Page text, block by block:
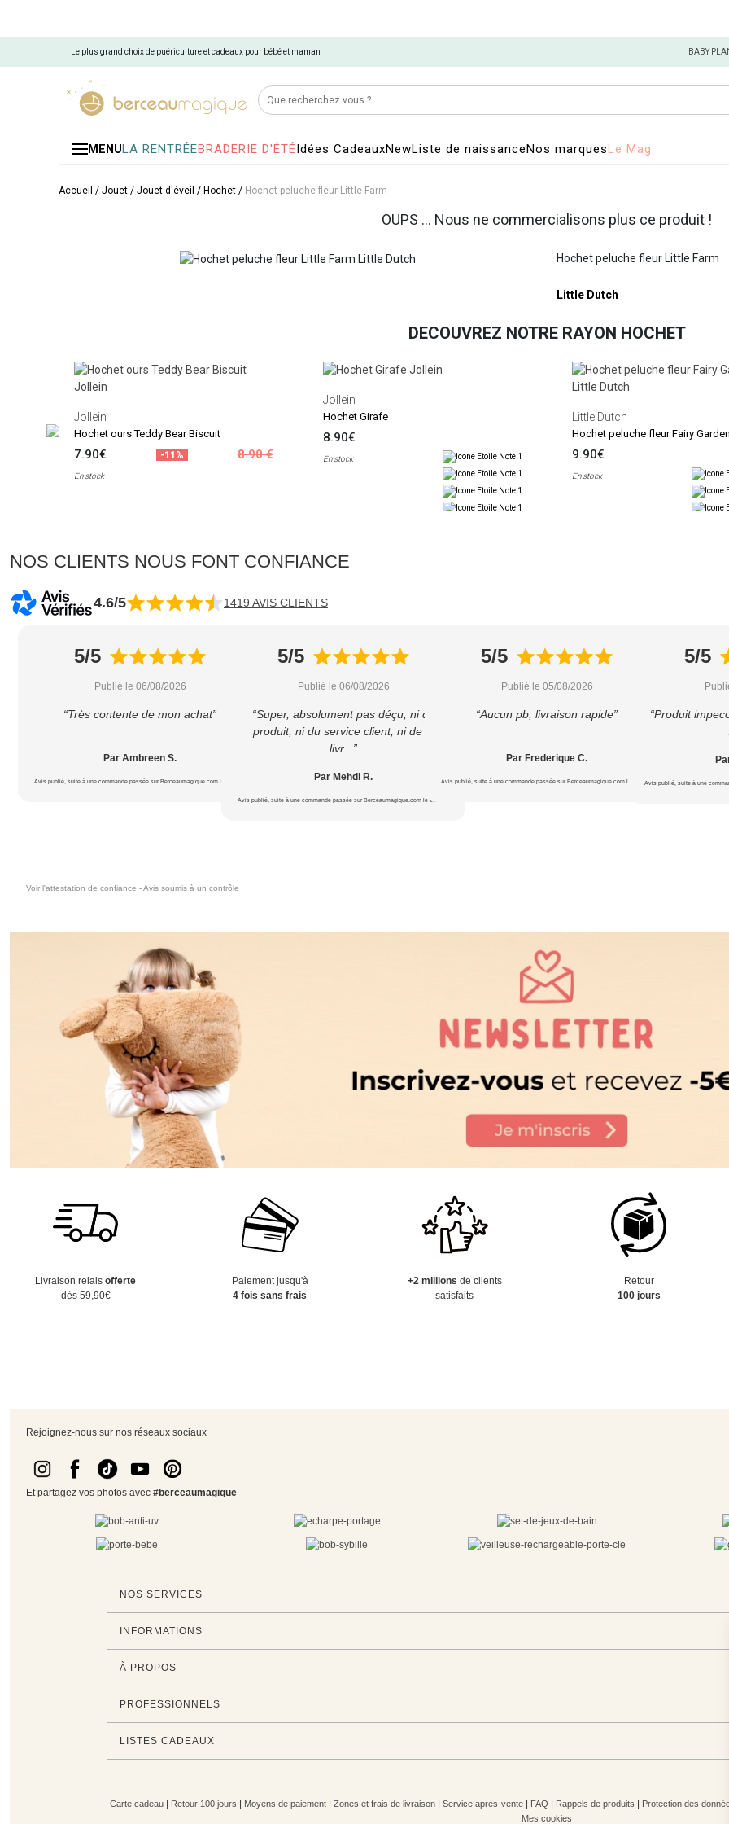
Le plus grand choix de puériculture et cadeaux pour bébé et maman BABY
MENULA RENTRÉEBRADERIE D'ÉTÉIdées CadeauxNewListe de naissanceNos marquesLe Mag
Accueil / Jouet / Jouet d'éveil / Hochet / Hochet peluche fleur Little Farm
OUPS ... Nous ne commercialisons plus ce produit !
Hochet peluche fleur Little Farm
Little Dutch
DECOUVREZ NOTRE RAYON HOCHET
Jollein
Hochet ours Teddy Bear Biscuit
7.90€ -11% 8.90 €
En stock
Jollein
Hochet Girafe
8.90€
En stock
Little Dutch
Hochet peluche fleur Fairy Garden
9.90€
En stock
NOS CLIENTS NOUS FONT CONFIANCE
4.6/5 1419 AVIS CLIENTS
5/5
Publié le 06/08/2026
“Très contente de mon achat”
Par Ambreen S.
Avis publié, suite à une commande passée sur Berceaumagique.com le 18/07/2026
5/5
Publié le 06/08/2026
“Super, absolument pas déçu, ni du
produit, ni du service client, ni de la
livr...”
Par Mehdi R.
Avis publié, suite à une commande passée sur Berceaumagique.com le 24/07/2026
5/5
Publié le 05/08/2026
“Aucun pb, livraison rapide”
Par Frederique C.
Avis publié, suite à une commande passée sur Berceaumagique.com le 20/07/2026
5/5
“Produit
Avis publié, suite à une
Voir l'attestation de confiance - Avis soumis à un contrôle
Livraison relaisofferte
dès 59,90€
Paiement jusqu'à
4 fois sans frais
+2 millions de clients
satisfaits
Retour
100 jours
Rejoignez-nous sur nos réseaux sociaux
Et partagez vos photos avec #berceaumagique
NOS SERVICES
INFORMATIONS
À PROPOS
PROFESSIONNELS
LISTES CADEAUX
Carte cadeau| Retour 100 jours Moyens de paiement| Zones et frais de livraison| Service après-vente| FAQ Rappels de produits Protection des
Mes cookies